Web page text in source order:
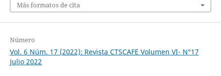
Más formatos de cita
Número
Vol. 6 Núm. 17 (2022): Revista CTSCAFE Volumen VI- N°17
Julio 2022